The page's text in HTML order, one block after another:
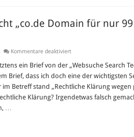
„co.de Domain für nur
Kommentare deaktiviertfür
verspricht
„co.de
Domain
für
nur
99
ein Brief von der „Websuche Search
Brief, dass ich doch eine der wichtigsten
Betreff stand „Rechtliche Klärung
Klärung? Irgendetwas falsch
…